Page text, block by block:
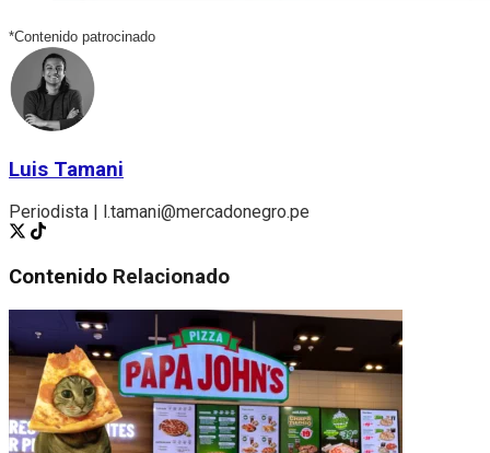
*Contenido patrocinado
Luis Tamani
Periodista | l.tamani@mercadonegro.pe
Contenido Relacionado